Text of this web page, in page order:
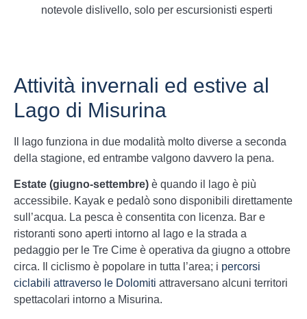
notevole dislivello, solo per escursionisti esperti
Attività invernali ed estive al
Lago di Misurina
Il lago funziona in due modalità molto diverse a seconda
della stagione, ed entrambe valgono davvero la pena.
Estate (giugno-settembre) è quando il lago è più
accessibile. Kayak e pedalò sono disponibili direttamente
sull’acqua. La pesca è consentita con licenza. Bar e
ristoranti sono aperti intorno al lago e la strada a
pedaggio per le Tre Cime è operativa da giugno a ottobre
circa. Il ciclismo è popolare in tutta l’area; i percorsi
ciclabili attraverso le Dolomiti attraversano alcuni territori
spettacolari intorno a Misurina.